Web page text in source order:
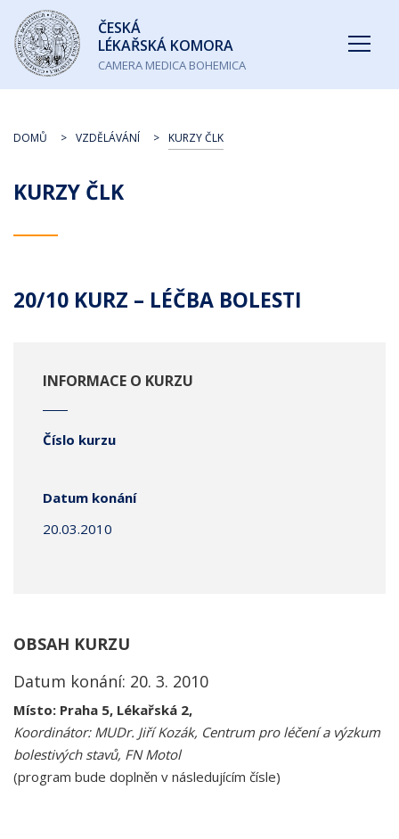
Česká
lékařská
komora
ČESKÁ
LÉKAŘSKÁ KOMORA
CAMERA MEDICA BOHEMICA
KURZY ČLK
DOMŮ VZDĚLÁVÁNÍ KURZY ČLK
20/10 KURZ – LÉČBA BOLESTI
INFORMACE O KURZU
Číslo kurzu
Datum konání
20.03.2010
OBSAH KURZU
Datum konání: 20. 3. 2010
Místo: Praha 5, Lékařská 2,
Koordinátor: MUDr. Jiří Kozák, Centrum pro léčení a výzkum
bolestivých stavů, FN Motol
(program bude doplněn v následujícím čísle)